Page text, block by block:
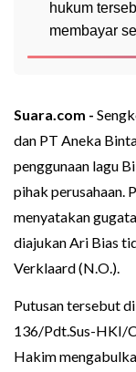
hukum
membayar
Suara.com -
dan PT Aneka
penggunaan lagu
pihak perusahaan.
menyatakan
diajukan Ari Bias
Verklaard (N.O.).
Putusan tersebut
136/Pdt.Sus-HKI/
Hakim